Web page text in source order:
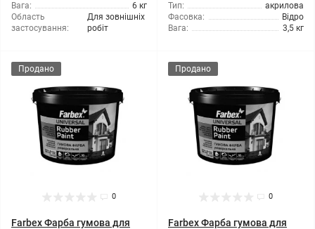
Вага:
6 кг
Область
застосування:
Для зовнішніх
робіт
Тип:
акрилова
Фасовка:
Відро
Вага:
3,5 кг
Продано
0
Farbex Фарба гумова для
Продано
0
Farbex Фарба гумова для